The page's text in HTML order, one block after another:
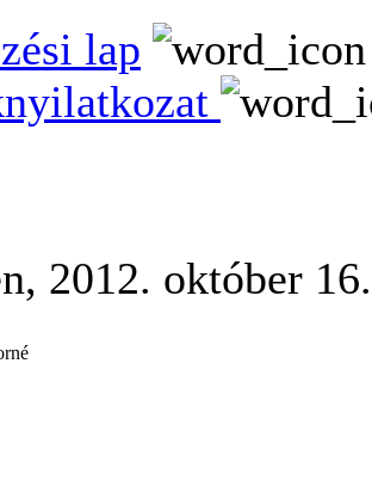
lap
2012. október 16.